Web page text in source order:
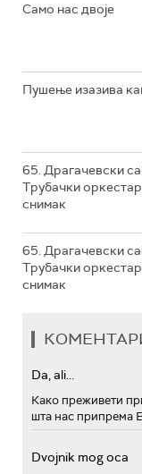
Само нас двоје
Пушење изазива
65. Драгачевски
Трубачки
снимак
65. Драгачевски
Трубачки
снимак
Da, ali...
Како преживети
шта нас припрема
Dvojnik mog oca